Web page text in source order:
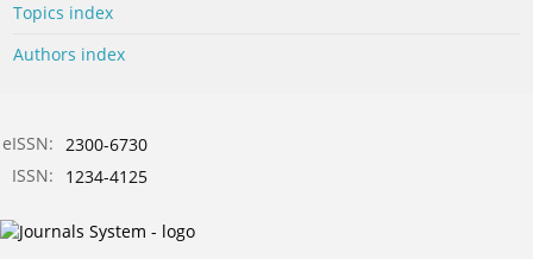
Topics index
Authors index
eISSN: 2300-6730
ISSN:
1234-4125